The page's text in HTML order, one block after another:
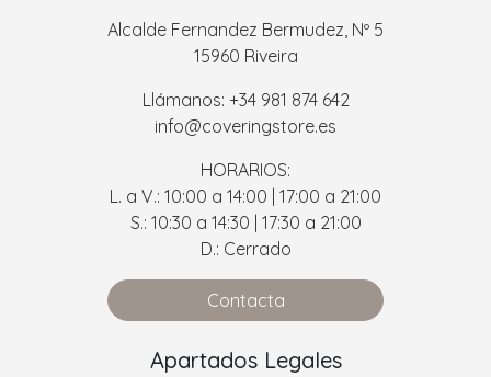
Alcalde Fernandez Bermudez, Nº 5
15960 Riveira
Llámanos: +34 981 874 642
info@coveringstore.es
HORARIOS:
L. a V.: 10:00 a 14:00 | 17:00 a 21:00
S.: 10:30 a 14:30 | 17:30 a 21:00
D.: Cerrado
Contacta
Apartados Legales